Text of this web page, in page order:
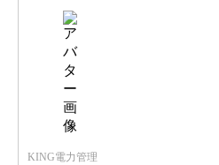
KING電力管理